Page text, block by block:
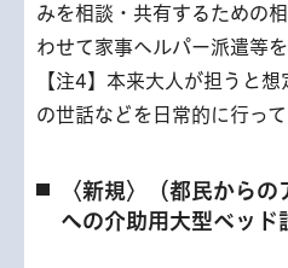
みを相談・共有するための
わせて家事ヘルパー派遣等
【注4】本来大人が担うと
の世話などを日常的に行っ
〈新規〉（都民から
への介助用大型ベッド